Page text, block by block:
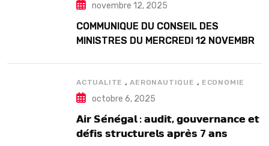
novembre 12, 2025
COMMUNIQUE DU CONSEIL DES
MINISTRES DU MERCREDI 12 NOVEMBRE
ACTUALITE ,AERONAUTIQUE , ECONOMIE
octobre 6, 2025
𝗔𝗶𝗿 𝗦𝗲́𝗻𝗲́𝗴𝗮𝗹 : 𝗮𝘂𝗱𝗶𝘁, 𝗴𝗼𝘂𝘃𝗲𝗿𝗻𝗮𝗻𝗰𝗲 𝗲𝘁
𝗱𝗲́𝗳𝗶𝘀 𝘀𝘁𝗿𝘂𝗰𝘁𝘂𝗿𝗲𝗹𝘀 𝗮𝗽𝗿𝗲̀𝘀 7 𝗮𝗻𝘀